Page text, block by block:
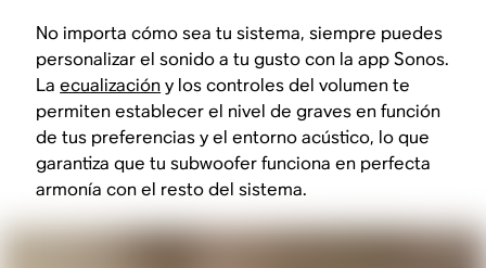
No importa cómo sea tu sistema, siempre puedes
personalizar el sonido a tu gusto con la app Sonos.
Laecualizacióny los controles del volumen te
permiten establecer el nivel de graves en función
de tus preferencias y el entorno acústico, lo que
garantiza que tu subwoofer funciona en perfecta
armonía con el resto del sistema.